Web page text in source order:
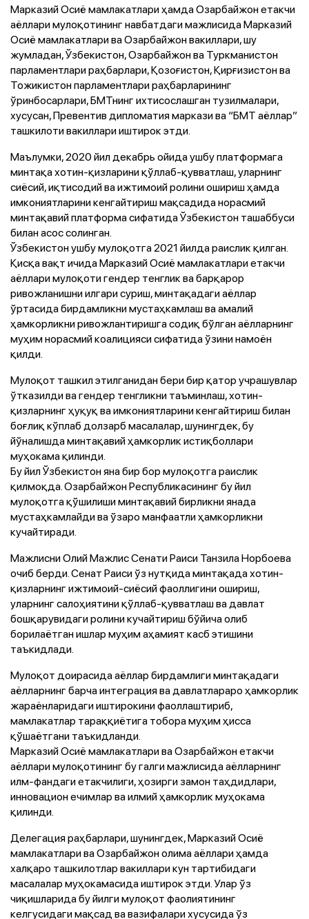
Марказий Осиё мамлакатлари ҳамда Озарбайжон етакчи
аёллари мулоқотининг навбатдаги мажлисида Марказий
Осиё мамлакатлари ва Озарбайжон вакиллари, шу
жумладан, Ўзбекистон, Озарбайжон ва Туркманистон
парламентлари раҳбарлари, Қозоғистон, Қирғизистон ва
Тожикистон парламентлари раҳбарларининг
ўринбосарлари, БМТнинг ихтисослашган тузилмалари,
хусусан, Превентив дипломатия маркази ва “БМТ аёллар”
ташкилоти вакиллари иштирок этди.
Маълумки, 2020 йил декабрь ойида ушбу платформага
минтақа хотин-қизларини қўллаб-қувватлаш, уларнинг
сиёсий, иқтисодий ва ижтимоий ролини ошириш ҳамда
имкониятларини кенгайтириш мақсадида норасмий
минтақавий платформа сифатида Ўзбекистон ташаббуси
билан асос солинган.
Ўзбекистон ушбу мулоқотга 2021 йилда раислик қилган.
Қисқа вақт ичида Марказий Осиё мамлакатлари етакчи
аёллари мулоқоти гендер тенглик ва барқарор
ривожланишни илгари суриш, минтақадаги аёллар
ўртасида бирдамликни мустаҳкамлаш ва амалий
ҳамкорликни ривожлантиришга содиқ бўлган аёлларнинг
муҳим норасмий коалицияси сифатида ўзини намоён
қилди.
Мулоқот ташкил этилганидан бери бир қатор учрашувлар
ўтказилди ва гендер тенгликни таъминлаш, хотин-
қизларнинг ҳуқуқ ва имкониятларини кенгайтириш билан
боғлиқ кўплаб долзарб масалалар, шунингдек, бу
йўналишда минтақавий ҳамкорлик истиқболлари
муҳокама қилинди.
Бу йил Ўзбекистон яна бир бор мулоқотга раислик
қилмоқда. Озарбайжон Республикасининг бу йил
мулоқотга қўшилиши минтақавий бирликни янада
мустаҳкамлайди ва ўзаро манфаатли ҳамкорликни
кучайтиради.
Мажлисни Олий Мажлис Сенати Раиси Танзила Норбоева
очиб берди. Сенат Раиси ўз нутқида минтақада хотин-
қизларнинг ижтимоий-сиёсий фаоллигини ошириш,
уларнинг салоҳиятини қўллаб-қувватлаш ва давлат
бошқарувидаги ролини кучайтириш бўйича олиб
борилаётган ишлар муҳим аҳамият касб этишини
таъкидлади.
Мулоқот доирасида аёллар бирдамлиги минтақадаги
аёлларнинг барча интеграция ва давлатлараро ҳамкорлик
жараёнларидаги иштирокини фаоллаштириб,
мамлакатлар тараққиётига тобора муҳим ҳисса
қўшаётгани таъкидланди.
Марказий Осиё мамлакатлари ва Озарбайжон етакчи
аёллари мулоқотининг бу галги мажлисида аёлларнинг
илм-фандаги етакчилиги, ҳозирги замон таҳдидлари,
инновацион ечимлар ва илмий ҳамкорлик муҳокама
қилинди.
Делегация раҳбарлари, шунингдек, Марказий Осиё
мамлакатлари ва Озарбайжон олима аёллари ҳамда
халқаро ташкилотлар вакиллари кун тартибидаги
масалалар муҳокамасида иштирок этди. Улар ўз
чиқишларида бу йилги мулоқот фаолиятининг
келгусидаги мақсад ва вазифалари хусусида ўз